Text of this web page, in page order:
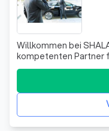
Willkommen bei
kompetenten Partner
Sicherheitstechnik
langjähriger
Ihnen zuverlässige,
termingerechte